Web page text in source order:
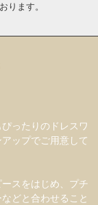
ります。
ったりのドレスワ
ップでご用意して
スをはじめ、プチ
どと合わせること